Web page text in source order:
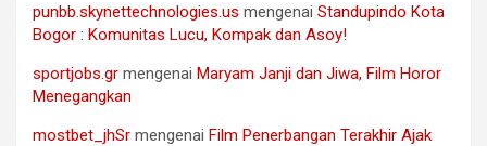
punbb.skynettechnologies.us mengenai Standupindo Kota
Bogor : Komunitas Lucu, Kompak dan Asoy!
sportjobs.gr mengenai Maryam Janji dan Jiwa, Film Horor
Menegangkan
mostbet_jhSr mengenai Film Penerbangan Terakhir Ajak